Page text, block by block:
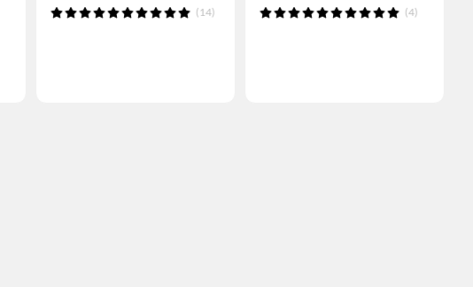
(14) (4)